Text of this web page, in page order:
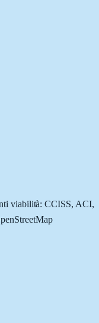
viabilità: CCISS, ACI,